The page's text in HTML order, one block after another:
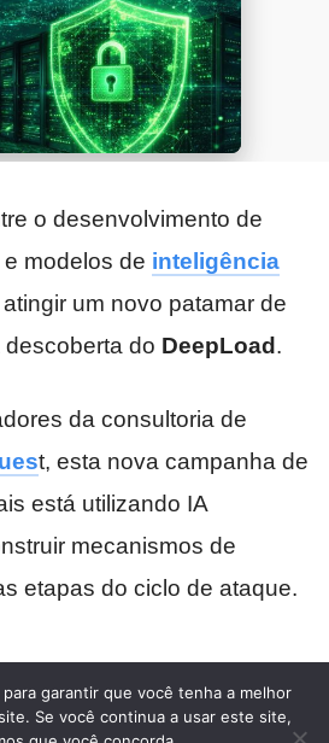
garantir que você tenha a melhor
Se você continua a usar este site,